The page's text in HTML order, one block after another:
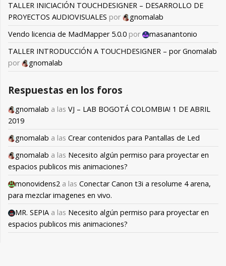
TALLER INICIACIÓN TOUCHDESIGNER – DESARROLLO DE
PROYECTOS AUDIOVISUALES por
gnomalab
Vendo licencia de MadMapper 5.0.0 por
masanantonio
TALLER INTRODUCCIÓN A TOUCHDESIGNER – por Gnomalab
por
gnomalab
Respuestas en los foros
gnomalab a las VJ – LAB BOGOTÁ COLOMBIA! 1 DE ABRIL
2019
gnomalab a las Crear contenidos para Pantallas de Led
gnomalab a las Necesito algún permiso para proyectar en
espacios publicos mis animaciones?
monovidens2 a las Conectar Canon t3i a resolume 4 arena,
para mezclar imagenes en vivo.
MR. SEPIA a las Necesito algún permiso para proyectar en
espacios publicos mis animaciones?